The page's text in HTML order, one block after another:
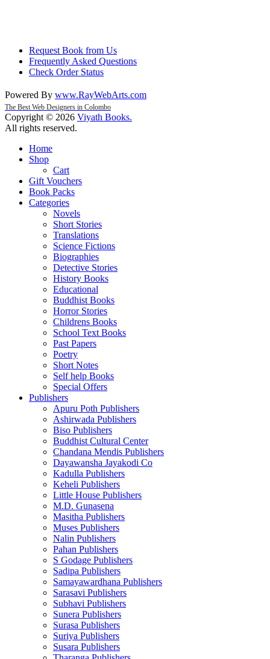
Request Book from Us
Frequently Asked Questions
Check Order Status
Powered By www.RayWebArts.com
The Best Web Designers in Colombo
Copyright © 2026 Viyath Books.
All rights reserved.
Home
Shop
Cart
Gift Vouchers
Book Packs
Categories
Novels
Short Stories
Translations
Science Fictions
Biographies
Detective Stories
History Books
Educational
Buddhist Books
Horror Stories
Childrens Books
School Text Books
Past Papers
Poetry
Short Notes
Self help Books
Special Offers
Publishers
Apuru Poth Publishers
Ashirwada Publishers
Biso Publishers
Buddhist Cultural Center
Chandana Mendis Publishers
Dayawansha Jayakodi Co
Kadulla Publishers
Keheli Publishers
Little House Publishers
M.D. Gunasena
Masitha Publishers
Muses Publishers
Nalin Publishers
Pahan Publishers
S Godage Publishers
Sadipa Publishers
Samayawardhana Publishers
Sarasavi Publishers
Subhavi Publishers
Sunera Publishers
Surasa Publishers
Suriya Publishers
Susara Publishers